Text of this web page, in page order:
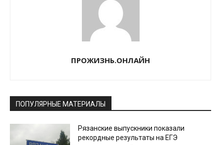
ПРОЖИЗНЬ.ОНЛАЙН
ПОПУЛЯРНЫЕ МАТЕРИАЛЫ
Рязанские выпускники показали
рекордные результаты на ЕГЭ